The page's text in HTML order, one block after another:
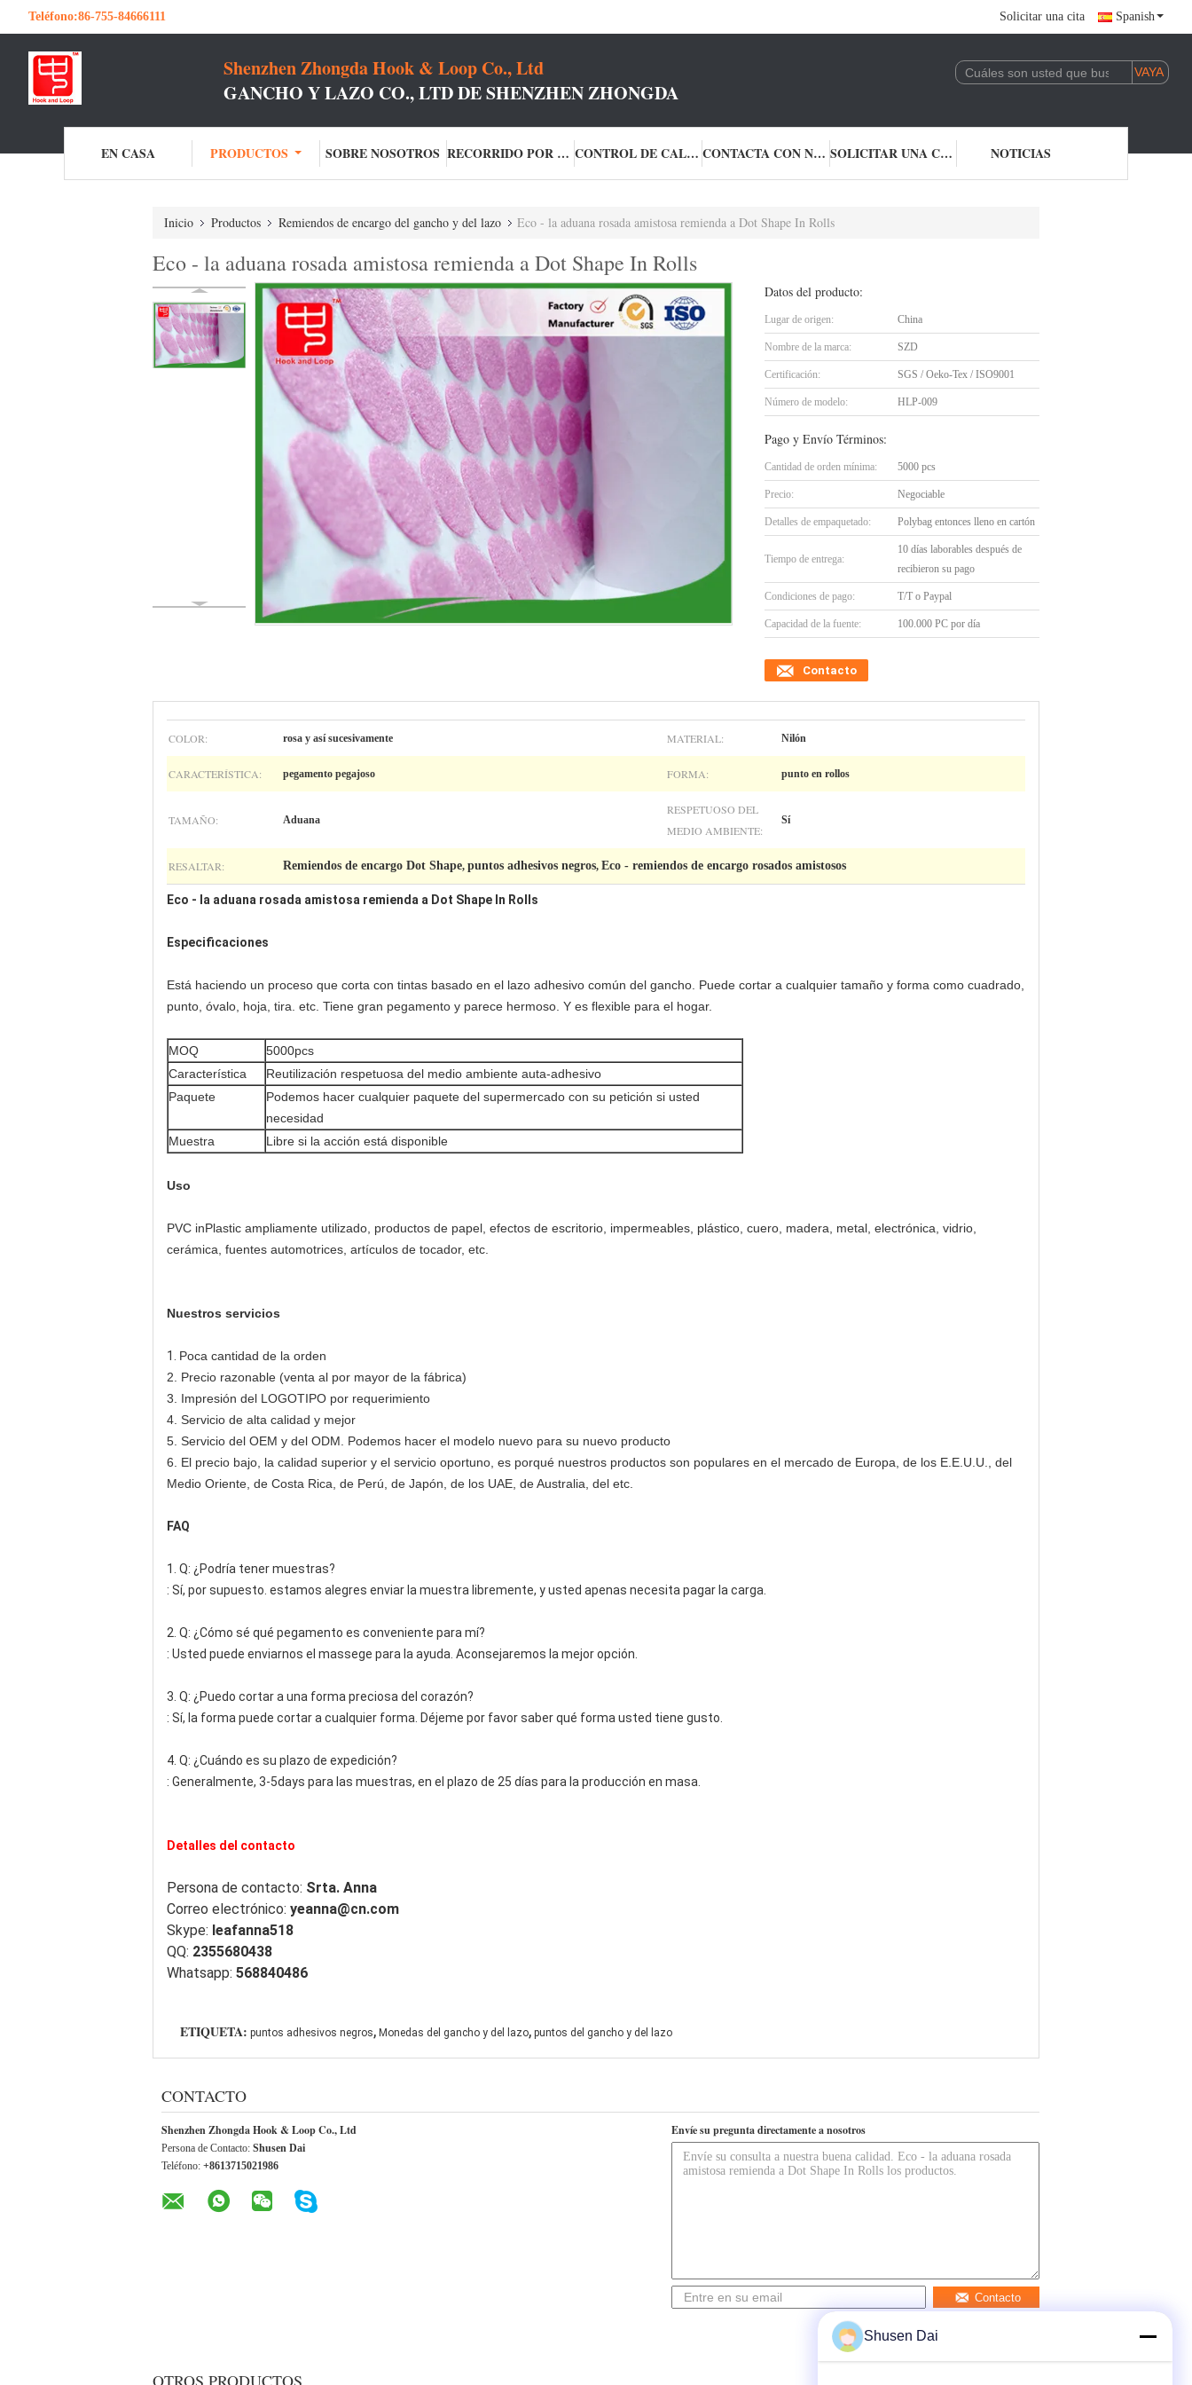
Teléfono:86-755-84666111 Solicitar una cita Spanish
Shenzhen Zhongda Hook & Loop Co., Ltd
GANCHO Y LAZO CO., LTD DE SHENZHEN ZHONGDA
EN CASA PRODUCTOS SOBRE NOSOTROS RECORRIDO POR LA FÁBRICA CONTROL DE CALIDAD CONTACTA CON NOSOTROS SOLICITAR UNA CITA NOTICIAS
Inicio Productos Remiendos de encargo del gancho y del lazo Eco - la aduana rosada amistosa remienda a Dot Shape In Rolls
Eco - la aduana rosada amistosa remienda a Dot Shape In Rolls
Datos del producto:
Lugar de origen: China
Nombre de la marca: SZD
Certificación: SGS / Oeko-Tex / ISO9001
Número de modelo: HLP-009
Pago y Envío Términos:
Cantidad de orden mínima: 5000 pcs
Precio: Negociable
Detalles de empaquetado: Polybag entonces lleno en cartón
Tiempo de entrega:
10 días laborables después de
recibieron su pago
Condiciones de pago: T/T o Paypal
Capacidad de la fuente: 100.000 PC por día
Contacto
COLOR: rosa y así sucesivamente MATERIAL: Nilón
CARACTERÍSTICA: pegamento pegajoso FORMA: punto en rollos
TAMAÑO: Aduana
RESPETUOSO DEL
MEDIO AMBIENTE:
Sí
RESALTAR: Remiendos de encargo Dot Shape, puntos adhesivos negros, Eco - remiendos de encargo rosados amistosos
Eco - la aduana rosada amistosa remienda a Dot Shape In Rolls
Especificaciones
Está haciendo un proceso que corta con tintas basado en el lazo adhesivo común del gancho. Puede cortar a cualquier tamaño y forma como cuadrado,
punto, óvalo, hoja, tira. etc. Tiene gran pegamento y parece hermoso. Y es flexible para el hogar.
MOQ
5000pcs
Característica
Reutilización respetuosa del medio ambiente auta-adhesivo
Paquete
Podemos hacer cualquier paquete del supermercado con su petición si usted
necesidad
Muestra
Libre si la acción está disponible
Uso
PVC inPlastic ampliamente utilizado, productos de papel, efectos de escritorio, impermeables, plástico, cuero, madera, metal, electrónica, vidrio,
cerámica, fuentes automotrices, artículos de tocador, etc.
Nuestros servicios
1. Poca cantidad de la orden
2. Precio razonable (venta al por mayor de la fábrica)
3. Impresión del LOGOTIPO por requerimiento
4. Servicio de alta calidad y mejor
5. Servicio del OEM y del ODM. Podemos hacer el modelo nuevo para su nuevo producto
6. El precio bajo, la calidad superior y el servicio oportuno, es porqué nuestros productos son populares en el mercado de Europa, de los E.E.U.U., del
Medio Oriente, de Costa Rica, de Perú, de Japón, de los UAE, de Australia, del etc.
FAQ
1. Q: ¿Podría tener muestras?
: Sí, por supuesto. estamos alegres enviar la muestra libremente, y usted apenas necesita pagar la carga.
2. Q: ¿Cómo sé qué pegamento es conveniente para mí?
: Usted puede enviarnos el massege para la ayuda. Aconsejaremos la mejor opción.
3. Q: ¿Puedo cortar a una forma preciosa del corazón?
: Sí, la forma puede cortar a cualquier forma. Déjeme por favor saber qué forma usted tiene gusto.
4. Q: ¿Cuándo es su plazo de expedición?
: Generalmente, 3-5days para las muestras, en el plazo de 25 días para la producción en masa.
Detalles del contacto
Persona de contacto: Srta. Anna
Correo electrónico: yeanna@cn.com
Skype: leafanna518
QQ: 2355680438
Whatsapp: 568840486
ETIQUETA: puntos adhesivos negros, Monedas del gancho y del lazo, puntos del gancho y del lazo
CONTACTO
Shenzhen Zhongda Hook & Loop Co., Ltd
Persona de Contacto: Shusen Dai
Teléfono: +8613715021986
Envíe su pregunta directamente a nosotros
Contacto
OTROS PRODUCTOS
Shusen Dai